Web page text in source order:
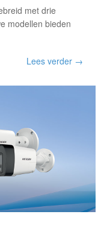
met drie
modellen bieden
Lees verder →